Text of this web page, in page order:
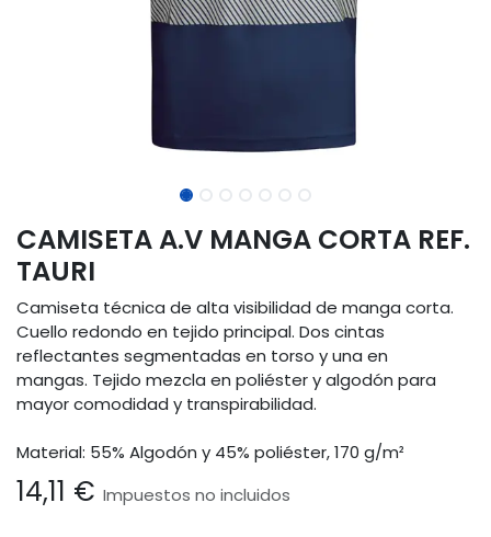
CAMISETA A.V MANGA CORTA REF.
TAURI
Camiseta técnica de alta visibilidad de manga corta.
Cuello redondo en tejido principal. Dos cintas
reflectantes segmentadas en torso y una en
mangas. Tejido mezcla en poliéster y algodón para
mayor comodidad y transpirabilidad.
Material: 55% Algodón y 45% poliéster, 170 g/m²
14,11 € Impuestos no incluidos